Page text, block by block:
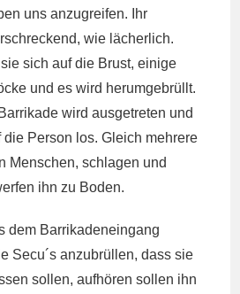
uns anzugreifen. Ihr
wie lächerlich.
sich auf die Brust, einige
und es wird herumgebrüllt.
wird ausgetreten und
Person los. Gleich mehrere
Menschen, schlagen und
ihn zu Boden.
dem Barrikadeneingang
Secu´s anzubrüllen, dass sie
sollen, aufhören sollen ihn